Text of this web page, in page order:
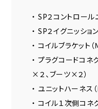
・ SP２コントロール
・ SP２イグニッショ
・ コイルブラケット（
・ プラグコードコネ
×２、ブーツ×２）
・ ユニットハーネス（
・ コイル１次側コネ